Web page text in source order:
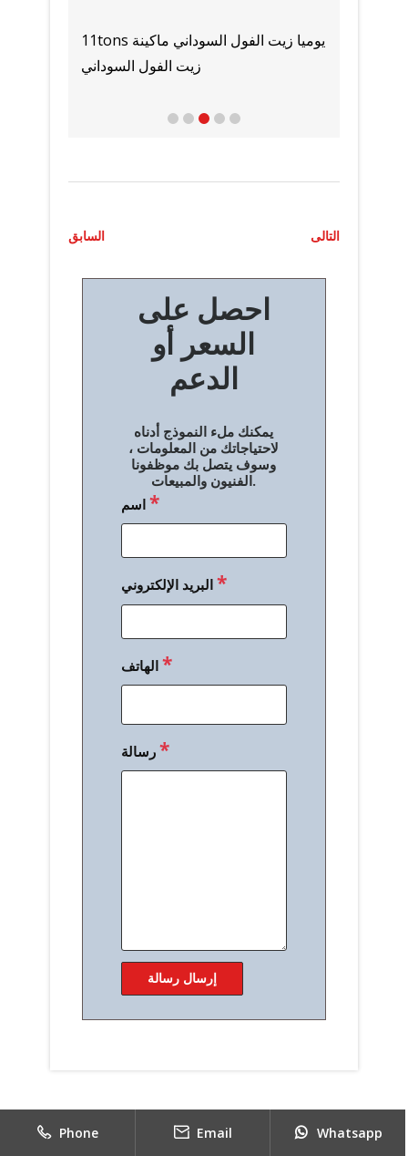
الموردين والمصنعين آلة زيت الطهي في
عمان
ت
ص
السابق التالى
احصل على
السعر أو
الدعم
يمكنك ملء النموذج أدناه
لاحتياجاتك من المعلومات ،
وسوف يتصل بك موظفونا
الفنيون والمبيعات.
اسم*
البريد الإلكتروني*
الهاتف*
رسالة*
Phone Email Whatsapp